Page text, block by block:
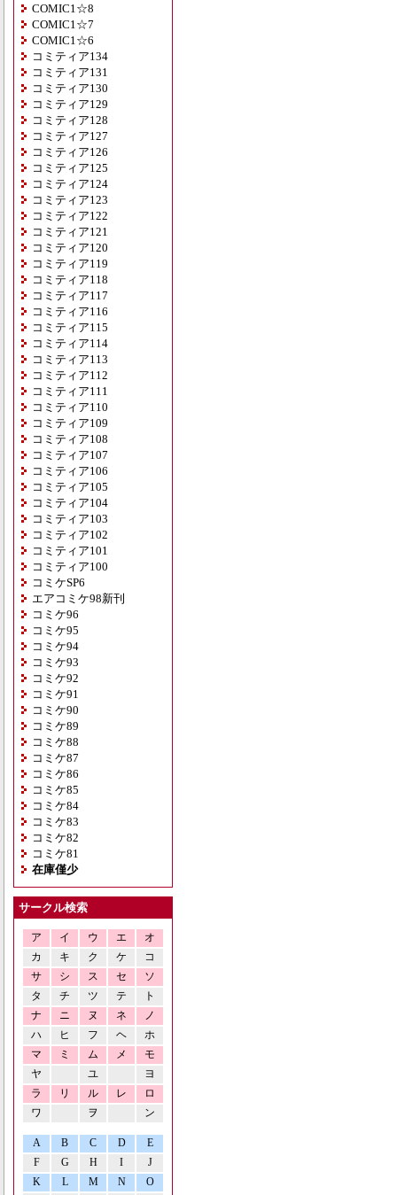
COMIC1☆8
COMIC1☆7
COMIC1☆6
コミティア134
コミティア131
コミティア130
コミティア129
コミティア128
コミティア127
コミティア126
コミティア125
コミティア124
コミティア123
コミティア122
コミティア121
コミティア120
コミティア119
コミティア118
コミティア117
コミティア116
コミティア115
コミティア114
コミティア113
コミティア112
コミティア111
コミティア110
コミティア109
コミティア108
コミティア107
コミティア106
コミティア105
コミティア104
コミティア103
コミティア102
コミティア101
コミティア100
コミケSP6
エアコミケ98新刊
コミケ96
コミケ95
コミケ94
コミケ93
コミケ92
コミケ91
コミケ90
コミケ89
コミケ88
コミケ87
コミケ86
コミケ85
コミケ84
コミケ83
コミケ82
コミケ81
在庫僅少
サークル検索
ア イ ウ エ
オ
カ
キ ク ケ
コ
サ
シ ス セ
ソ
タ
チ ツ テ
ト
ナ
ニ ヌ ネ
ノ
ハ
ヒ フ ヘ
ホ
マ
ミ ム メ
モ
ヤ
ユ
ヨ
ラ
リ ル レ
ロ
ワ
ヲ ン
A B C D
E
F
G H I
J
K
L M N O